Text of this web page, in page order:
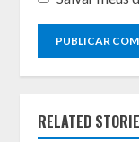
RELATED